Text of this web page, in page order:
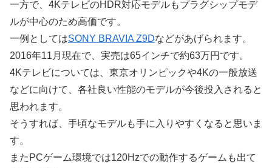
一方で、4KテレビのHDR対応モデルもプラグシップモデ
ルが中心のため高価です。
一例としてはSONY BRAVIA Z9Dなどがあげられます。
2016年11月現在で、実売は65インチで約63万円です。
4Kテレビについては、東京オリンピックや4Kの一般放送
などに向けて、各社良い性能のモデルが今後投入されると
思われます。
そうすれば、手頃なモデルも手に入りやすくなると思いま
す。
またPCゲーム環境では120Hzでの動作するゲームも出て